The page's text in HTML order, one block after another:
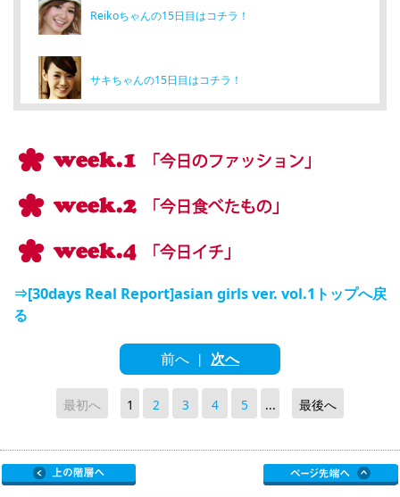
Reikoちゃんの15日目はコチラ！
サキちゃんの15日目はコチラ！
⇒[30days Real Report]asian girls ver. vol.1トップへ戻
る
前へ | 次へ
最初へ 1 2 3 4 5 ... 最後へ